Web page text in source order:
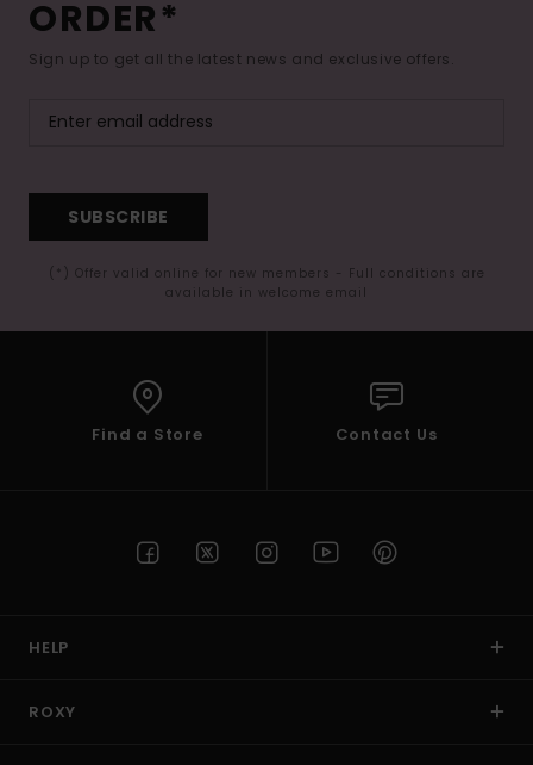
ORDER*
Sign up to get all the latest news and exclusive offers.
SUBSCRIBE
(*) Offer valid online for new members - Full conditions are
available in welcome email
Find a Store Contact Us
HELP
ROXY